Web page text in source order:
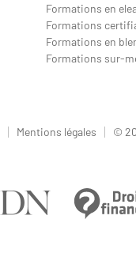
Formations en
Formations
Formations en
Formations sur-
Mentions légales ©